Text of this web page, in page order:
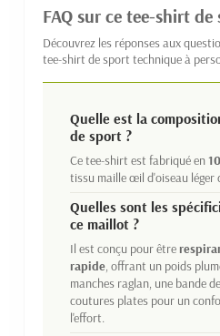
FAQ sur ce tee-shirt
Découvrez les réponses aux
tee-shirt de sport technique à
Quelle est la
de sport ?
Ce tee-shirt est fabriqué en
tissu maille œil d'oiseau léger
Quelles sont les
ce maillot ?
Il est conçu pour être
rapide, offrant un poids
manches raglan, une bande
coutures plates pour un
l'effort.